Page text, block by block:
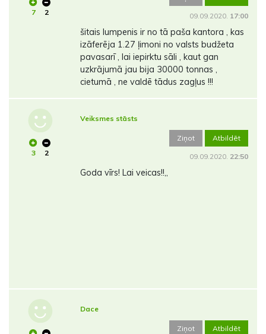
7 2 09.09.2020. 17:00
šitais lumpenis ir no tā paša kantora , kas
izāferēja 1.27 ļimoni no valsts budžeta
pavasarī , lai iepirktu sāli , kaut gan
uzkrājumā jau bija 30000 tonnas ,
cietumā , ne valdē tādus zagļus !!!
3 2
Veiksmes stāsts
Ziņot Atbildēt
09.09.2020. 22:50
Goda vīrs! Lai veicas!!,,
Dace
Ziņot Atbildēt